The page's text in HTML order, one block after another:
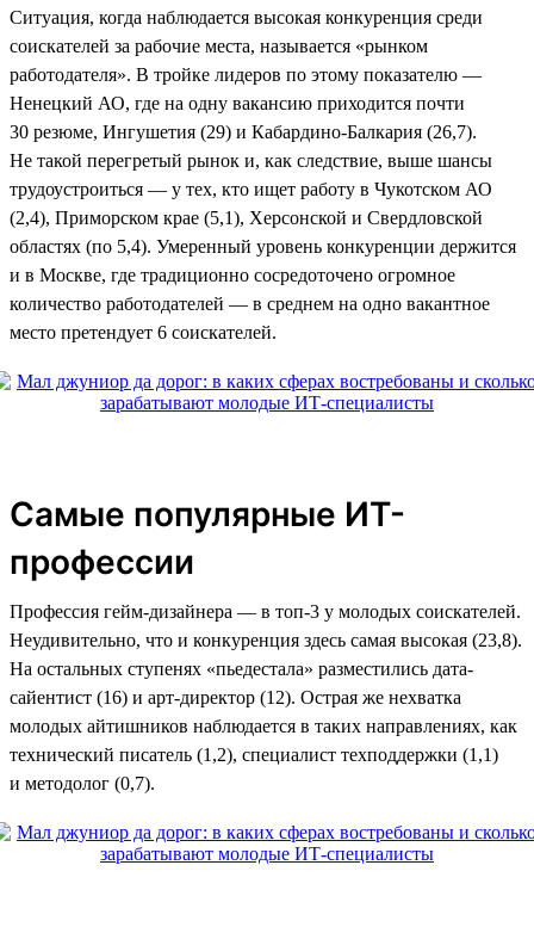
Ситуация, когда наблюдается высокая конкуренция среди
соискателей за рабочие места, называется «рынком
работодателя». В тройке лидеров по этому показателю —
Ненецкий АО, где на одну вакансию приходится почти
30 резюме, Ингушетия (29) и Кабардино-Балкария (26,7).
Не такой перегретый рынок и, как следствие, выше шансы
трудоустроиться — у тех, кто ищет работу в Чукотском АО
(2,4), Приморском крае (5,1), Херсонской и Свердловской
областях (по 5,4). Умеренный уровень конкуренции держится
и в Москве, где традиционно сосредоточено огромное
количество работодателей — в среднем на одно вакантное
место претендует 6 соискателей.
Самые популярные ИТ-
профессии
Профессия гейм-дизайнера — в топ-3 у молодых соискателей.
Неудивительно, что и конкуренция здесь самая высокая (23,8).
На остальных ступенях «пьедестала» разместились дата-
сайентист (16) и арт-директор (12). Острая же нехватка
молодых айтишников наблюдается в таких направлениях, как
технический писатель (1,2), специалист техподдержки (1,1)
и методолог (0,7).